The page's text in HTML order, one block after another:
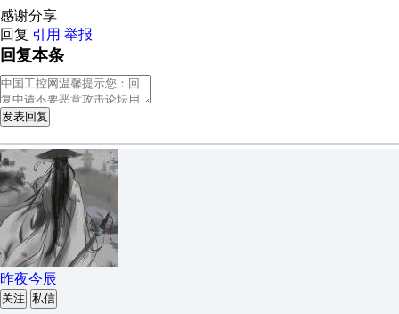
感谢分享
回复 引用 举报
回复本条
发表回复
昨夜今辰
关注 私信